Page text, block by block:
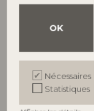
OK
Nécessaires
Statistiques
D11,5xH16,5 cm
Prix de vente
51,90